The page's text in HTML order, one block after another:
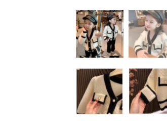
特定商取引法に基づく
お問い合わせ